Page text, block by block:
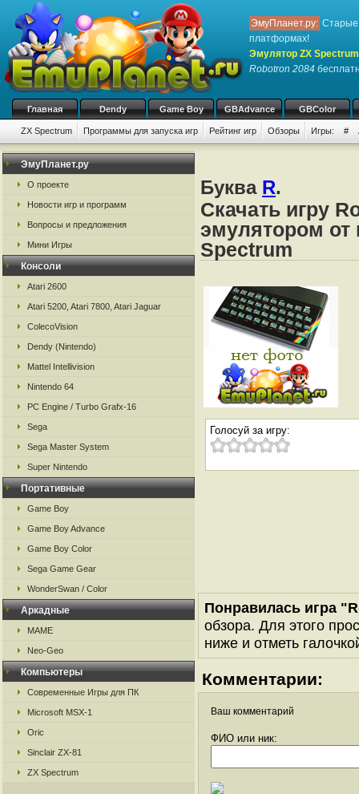
ЭмуПланет.ру: Старые
платформах!
Эмулятор ZX
Robotron 2084
Главная Dendy Game Boy GBAdvance GBColor
ZX Spectrum Программы для запуска игр Рейтинг игр Обзоры Игры: #
ЭмуПланет.ру
О проекте
Новости игр и программ
Вопросы и предложения
Мини Игры
Консоли
Atari 2600
Atari 5200, Atari 7800, Atari Jaguar
ColecoVision
Dendy (Nintendo)
Mattel Intellivision
Nintendo 64
PC Engine / Turbo Grafx-16
Sega
Sega Master System
Super Nintendo
Портативные
Game Boy
Game Boy Advance
Game Boy Color
Sega Game Gear
WonderSwan / Color
Аркадные
MAME
Neo-Geo
Компьютеры
Современные Игры для ПК
Microsoft MSX-1
Oric
Sinclair ZX-81
ZX Spectrum
Буква R.
Скачать игру
эмулятором от
Spectrum
Голосуй за игру:
Понравилась игра
обзора. Для этого
ниже и отметь
Комментарии:
Ваш комментарий
ФИО или ник: